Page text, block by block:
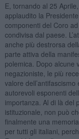
E, tornando al 25
applaudito la
componenti del Coro
condivisa dal paese.
anche più destrorsa
parte attiva della
polemica. Dopo alcune
negazioniste, le più
valore
autorevoli esponenti
importanza. Al di là del
istituzionale, non può
finalmente una
per tutti gli italiani,